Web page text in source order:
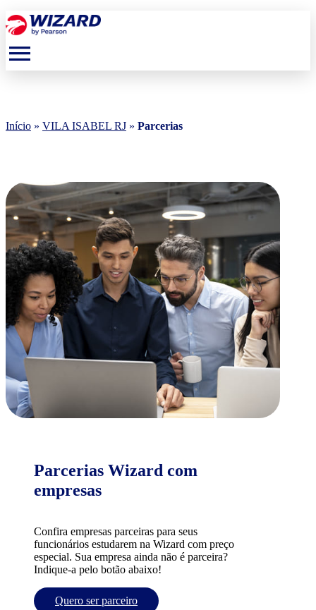
menu
Início » VILA ISABEL RJ » Parcerias
Parcerias Wizard com
empresas
Confira empresas parceiras para seus
funcionários estudarem na Wizard com preço
especial. Sua empresa ainda não é parceira?
Indique-a pelo botão abaixo!
Quero ser parceiro